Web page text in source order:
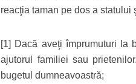
reacţia taman pe dos a
[1] Dacă aveţi împrumuturi
ajutorul familiei sau
bugetul dumneavoastră;